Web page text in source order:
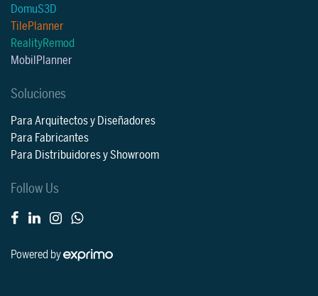
DomuS3D
TilePlanner
RealityRemod
MobilPlanner
Soluciones
Para Arquitectos y Diseñadores
Para Fabricantes
Para Distribuidores y Showroom
Follow Us
Powered by